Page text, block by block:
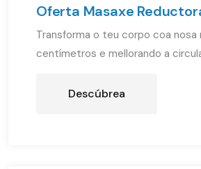
Oferta Masaxe
Transforma o teu corpo coa
centímetros e mellorando a
Descúbrea